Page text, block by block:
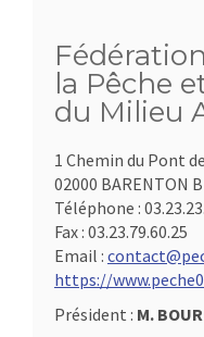
la Pêche
du Milieu
1 Chemin du Pont
02000 BARENTON
Téléphone :
Fax : 03.23.79.60.25
Email :
https://
Président : M.